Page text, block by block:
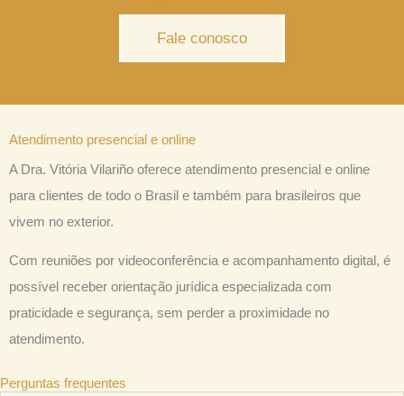
Fale conosco
Atendimento presencial e online
A Dra. Vitória Vilariño oferece atendimento presencial e online
para clientes de todo o Brasil e também para brasileiros que
vivem no exterior.
Com reuniões por videoconferência e acompanhamento digital, é
possível receber orientação jurídica especializada com
praticidade e segurança, sem perder a proximidade no
atendimento.
Perguntas frequentes